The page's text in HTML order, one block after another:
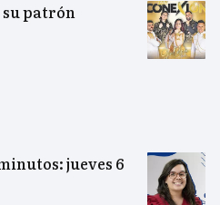
su patrón
jueves 6